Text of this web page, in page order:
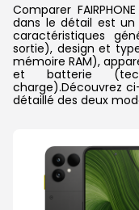
Comparer
dans le détail est un
caractéristiques
sortie), design et
mémoire RAM),
et batterie
charge).Découvrez
détaillé des deux